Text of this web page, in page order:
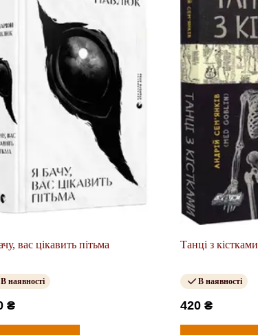
вас цікавить пітьма
В наявності
₴
Танці з кістками
В наявності
420 ₴